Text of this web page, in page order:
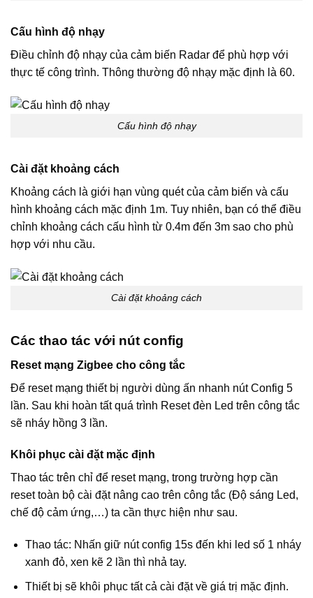
Cấu hình độ nhạy
Điều chỉnh độ nhạy của cảm biến Radar để phù hợp với
thực tế công trình. Thông thường độ nhạy mặc định là 60.
Cấu hình độ nhạy
Cài đặt khoảng cách
Khoảng cách là giới hạn vùng quét của cảm biến và cấu
hình khoảng cách mặc định 1m. Tuy nhiên, bạn có thể điều
chỉnh khoảng cách cấu hình từ 0.4m đến 3m sao cho phù
hợp với nhu cầu.
Cài đặt khoảng cách
Các thao tác với nút config
Reset mạng Zigbee cho công tắc
Để reset mạng thiết bị người dùng ấn nhanh nút Config 5
lần. Sau khi hoàn tất quá trình Reset đèn Led trên công tắc
sẽ nháy hồng 3 lần.
Khôi phục cài đặt mặc định
Thao tác trên chỉ để reset mạng, trong trường hợp cần
reset toàn bộ cài đặt nâng cao trên công tắc (Độ sáng Led,
chế độ cảm ứng,…) ta cần thực hiện như sau.
Thao tác: Nhấn giữ nút config 15s đến khi led số 1 nháy
xanh đỏ, xen kẽ 2 lần thì nhả tay.
Thiết bị sẽ khôi phục tất cả cài đặt về giá trị mặc định.